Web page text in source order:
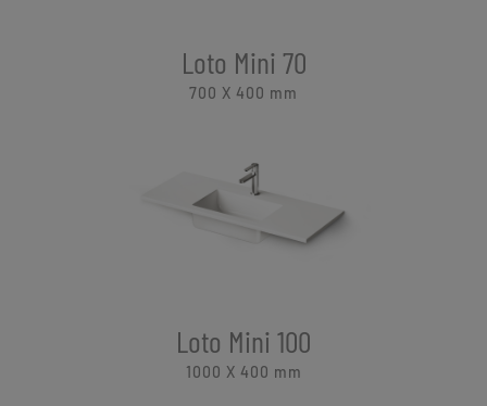
Loto Mini 70
700 X 400 mm
Loto Mini 100
1000 X 400 mm